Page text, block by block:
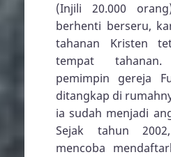
(Injili 20.000
berhenti berseru,
tahanan Kristen
tempat
pemimpin gereja
ditangkap di
ia sudah menjadi
Sejak tahun
mencoba